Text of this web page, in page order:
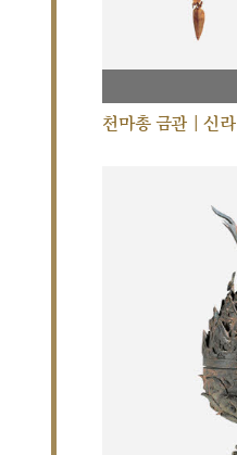
천마총 금관 | 신라